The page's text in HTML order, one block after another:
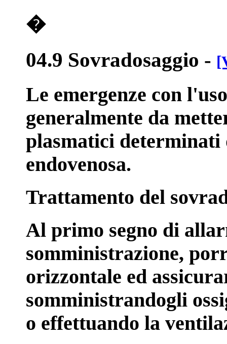
�
04.9 Sovradosaggio -
Le emergenze con
generalmente da
plasmatici determinati
endovenosa.
Trattamento del
Al primo segno di
somministrazione,
orizzontale ed
somministrandogli
o effettuando la